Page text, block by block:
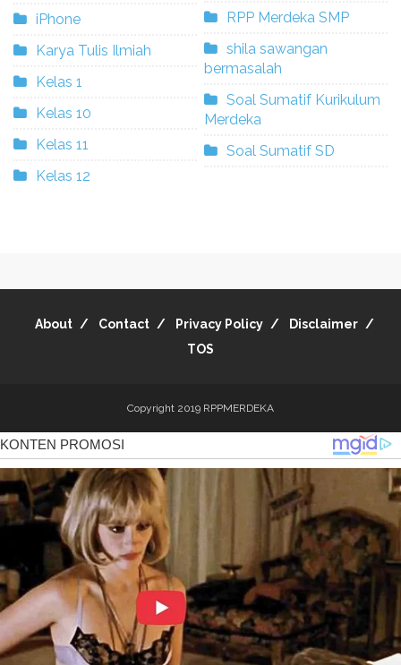
iPhone
Karya Tulis Ilmiah
Kelas 1
Kelas 10
Kelas 11
Kelas 12
RPP Merdeka SMP
shila sawangan
bermasalah
Soal Sumatif Kurikulum
Merdeka
Soal Sumatif SD
About Contact Privacy Policy
Disclaimer
TOS
Copyright 2019 RPPMERDEKA